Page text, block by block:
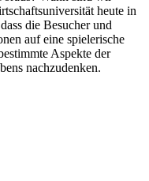
heute in
die Besucher und
auf eine spielerische
Aspekte der
nachzudenken.